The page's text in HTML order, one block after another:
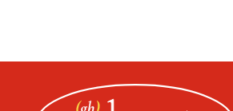
ИП Пищелева В.А.